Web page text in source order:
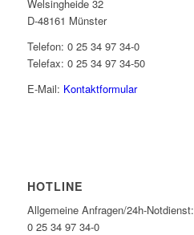
Welsingheide 32
D-48161 Münster
Telefon: 0 25 34 97 34-0
Telefax: 0 25 34 97 34-50
E-Mail: Kontaktformular
HOTLINE
Allgemeine Anfragen/24h-Notdienst:
0 25 34 97 34-0